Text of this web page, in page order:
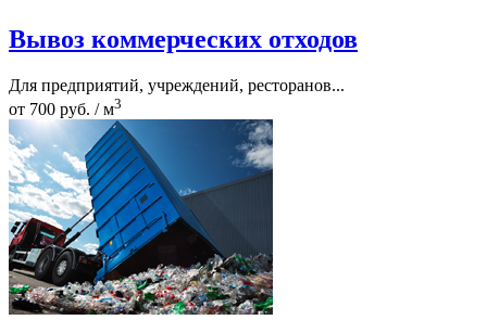
Вывоз коммерческих отходов
Для предприятий, учреждений, ресторанов...
от 700 руб. / м3